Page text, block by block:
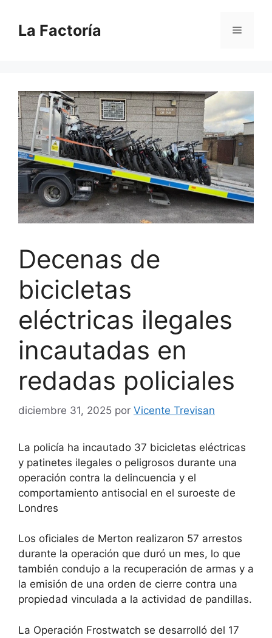
contenido
La Factoría Menú
Decenas de
bicicletas
eléctricas ilegales
incautadas en
redadas policiales
diciembre 31, 2025 por Vicente Trevisan
La policía ha incautado 37 bicicletas eléctricas
y patinetes ilegales o peligrosos durante una
operación contra la delincuencia y el
comportamiento antisocial en el suroeste de
Londres
Los oficiales de Merton realizaron 57 arrestos
durante la operación que duró un mes, lo que
también condujo a la recuperación de armas y a
la emisión de una orden de cierre contra una
propiedad vinculada a la actividad de pandillas.
La Operación Frostwatch se desarrolló del 17